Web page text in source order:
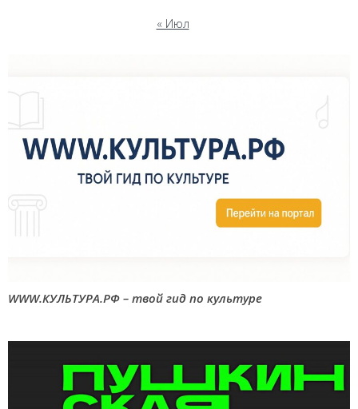
« Июл
WWW.КУЛЬТУРА.РФ – твой гид по культуре